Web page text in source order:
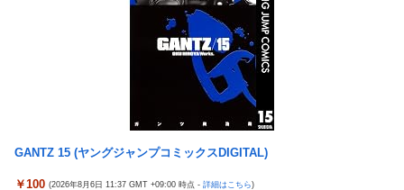
死神のコスプレをして隣のビルの屋上から病院を眺めていた男を
【画像】コスプレイヤーが死ぬ気で痩せた結果ｗｗｗｗ
【悲報】福岡の電車、完全にやらかす。構内アナウンスでド下ネ
ぎる…
【日向坂46】 かほりん、ありのままの姿・・・【藤嶌果歩1st写
さとか大暮のセンスを忠実に再現して
涌井秀章(40) 2.88 3勝1敗 4QS K/BB10.00
神谷玲子の新台は神ぱち!? #75【「e七つの大罪3」1回転で大当
たり＝速さが段違い！渾身のRUSHに神谷が挑む！！】
【実戦報告】Lストリートファイター6の評判まとめ！ヤレる感が
フォ」←マジで無駄な事やってるよな
GANTZ 15 (ヤングジャンプコミックスDIGITAL)
￥100 (2026年8月6日 11:37 GMT +09:00 時点 - 詳細はこちら)